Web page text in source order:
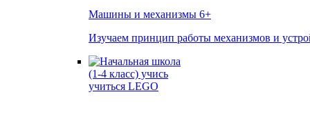
Машины и механизмы 6+
Изучаем принцип работы механизмов и